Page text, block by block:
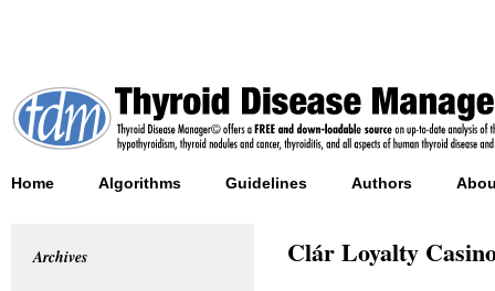
Home Algorithms Guidelines Authors
Clár Loyalty
Archives